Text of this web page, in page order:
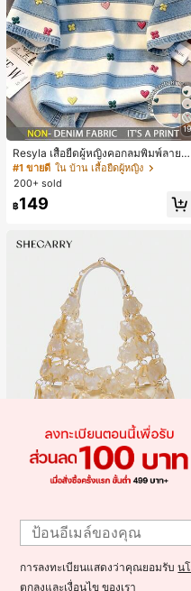
Resyla เสื้อยืดผู้หญิงคอกลมพิมพ์ลายด
อกไม้ 3D ลายพิมพ์
#1 ขายดี ใน บ้าน เสื้อยืดผู้หญิง
200+ sold
฿149
SHECARRY กระเป๋าถือสตรี, สีขาว, แ
ชั่น, สง่างาม, วันหยุด, งานปาร์ตี้
#1 ขายดี
เกือบหมดแล้ว!
#1 ขายดี
เกือบหมดแล้ว!
#1 ขายดี
ใน บรรยากาศฤดูร้อน กระเป๋าหูหิ้วด้านบนผู้หญิง
เกือบหมดแล้ว!
300+ sold (100+)
499
การลงทะเบียนแสดงว่าคุณยอมรับน
ตกลงและเงื่อนไข ของเรา